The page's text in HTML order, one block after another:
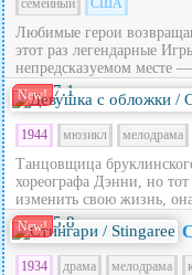
семейный
США
Любимые герои
этот раз легендарные
непредсказуемом месте
New! 7.1
1944 мюзикл мелодрама
Танцовщица
хореографа Дэнни, но
изменить свою жизнь,
New! 5.8
1934 драма мелодрама